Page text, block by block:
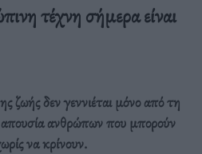
τέχνη σήμερα είναι
ζωής δεν γεννιέται μόνο από τη
ανθρώπων που μπορούν
να κρίνουν.